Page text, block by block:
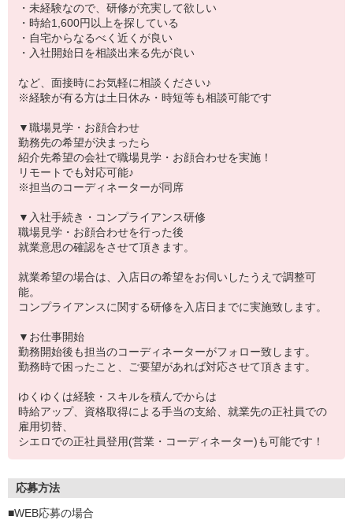
・未経験なので、研修が充実して欲しい
・時給1,600円以上を探している
・自宅からなるべく近くが良い
・入社開始日を相談出来る先が良い
など、面接時にお気軽に相談ください♪
※経験が有る方は土日休み・時短等も相談可能です
▼職場見学・お顔合わせ
勤務先の希望が決まったら
紹介先希望の会社で職場見学・お顔合わせを実施！
リモートでも対応可能♪
※担当のコーディネーターが同席
▼入社手続き・コンプライアンス研修
職場見学・お顔合わせを行った後
就業意思の確認をさせて頂きます。
就業希望の場合は、入店日の希望をお伺いしたうえで調整可
能。
コンプライアンスに関する研修を入店日までに実施致します。
▼お仕事開始
勤務開始後も担当のコーディネーターがフォロー致します。
勤務時で困ったこと、ご要望があれば対応させて頂きます。
ゆくゆくは経験・スキルを積んでからは
時給アップ、資格取得による手当の支給、就業先の正社員での
雇用切替、
シエロでの正社員登用(営業・コーディネーター)も可能です！
応募方法
■WEB応募の場合